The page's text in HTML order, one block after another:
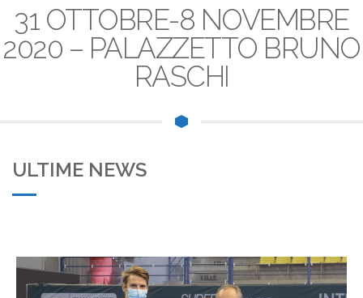
31 OTTOBRE-8 NOVEMBRE
2020 – PALAZZETTO BRUNO
RASCHI
ULTIME NEWS